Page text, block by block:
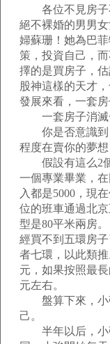
各位不見房子
絕不裸婚的男男
婦蘇珊！她為巴
策，投資自己，
擇的是買房子，
股神這樣的天才
發展來看，一套房
一套房子消滅
你是否意識到
程度在賣你的夢想
假設有這么2個
一個專業畢業，
入都是5000，現
位的班車通過北
型是80平米兩房
經買不到五環房
者七環，以此類
元，如果按照最
元左右。
盤算下來，小
己。
半年以后，小